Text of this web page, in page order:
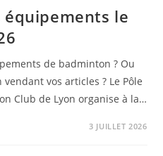
équipements le
de badminton ? Ou
vos articles ? Le Pôle
Club de Lyon organise à la…
3 JUILLET 2026